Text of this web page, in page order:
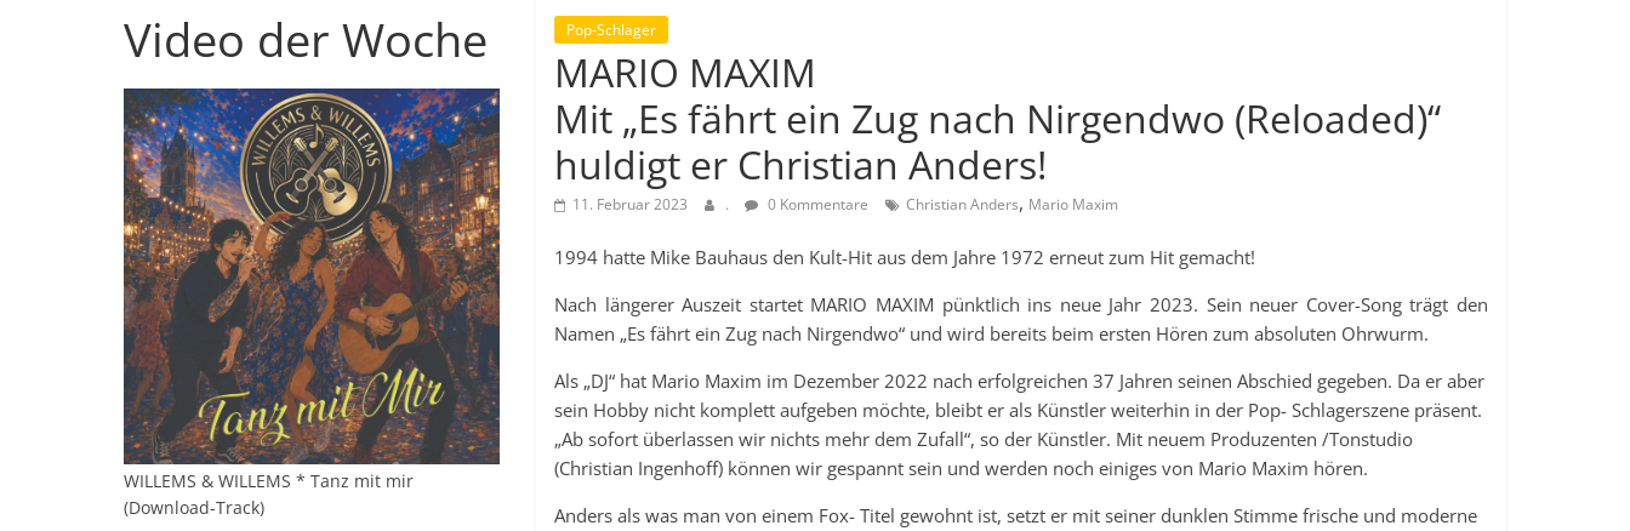
Pop-Schlager
MARIO MAXIM
Mit „Es fährt ein Zug nach Nirgendwo (Reloaded)“
huldigt er Christian Anders!
11. Februar 2023 . 0 Kommentare Christian Anders, Mario Maxim
1994 hatte Mike Bauhaus den Kult-Hit aus dem Jahre 1972 erneut zum Hit gemacht!
Nach längerer Auszeit startet MARIO MAXIM pünktlich ins neue Jahr 2023. Sein neuer Cover-Song trägt den
Namen „Es fährt ein Zug nach Nirgendwo“ und wird bereits beim ersten Hören zum absoluten Ohrwurm.
Als „DJ“ hat Mario Maxim im Dezember 2022 nach erfolgreichen 37 Jahren seinen Abschied gegeben. Da er aber
sein Hobby nicht komplett aufgeben möchte, bleibt er als Künstler weiterhin in der Pop- Schlagerszene präsent.
„Ab sofort überlassen wir nichts mehr dem Zufall“, so der Künstler. Mit neuem Produzenten /Tonstudio
(Christian Ingenhoff) können wir gespannt sein und werden noch einiges von Mario Maxim hören.
Anders als was man von einem Fox- Titel gewohnt ist, setzt er mit seiner dunklen Stimme frische und moderne
Video der Woche
WILLEMS & WILLEMS * Tanz mit mir
(Download-Track)